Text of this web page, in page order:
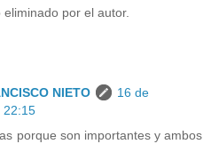
por el autor.
NIETO
16 de
22:15
porque son importantes y ambos